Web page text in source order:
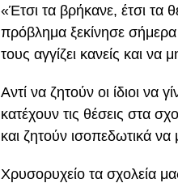
«Έτσι τα βρήκανε, έτσι τα
πρόβλημα ξεκίνησε
τους αγγίζει κανείς και να
Αντί να ζητούν οι ίδιοι να
κατέχουν τις θέσεις στα
και ζητούν ισοπεδωτικά
Χρυσορυχείο τα σχολεία